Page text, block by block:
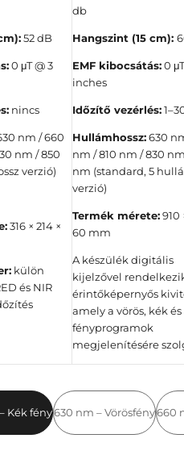
52 dB
0 μT @ 3
nincs
nm / 660
nm / 850
verzió)
316 × 214 ×
külön
és NIR
db
Hangszint (15 cm):
EMF kibocsátás:0
inches
Időzítő vezérlés:
Hullámhossz:630
nm / 810 nm / 830
nm (standard, 5
verzió)
Termék mérete:910
60 mm
A készülék digitális
kijelzővel
érintőképernyős
amely a vörös, kék és
fényprogramok
megjelenítésére
Kék fény630 nm – Vörösfény660